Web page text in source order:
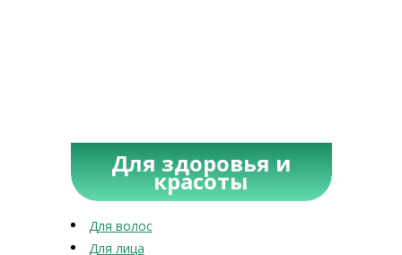
Для здоровья и
красоты
Для волос
Для лица